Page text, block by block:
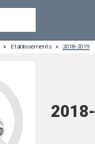
» Etablissements » 2018-2019